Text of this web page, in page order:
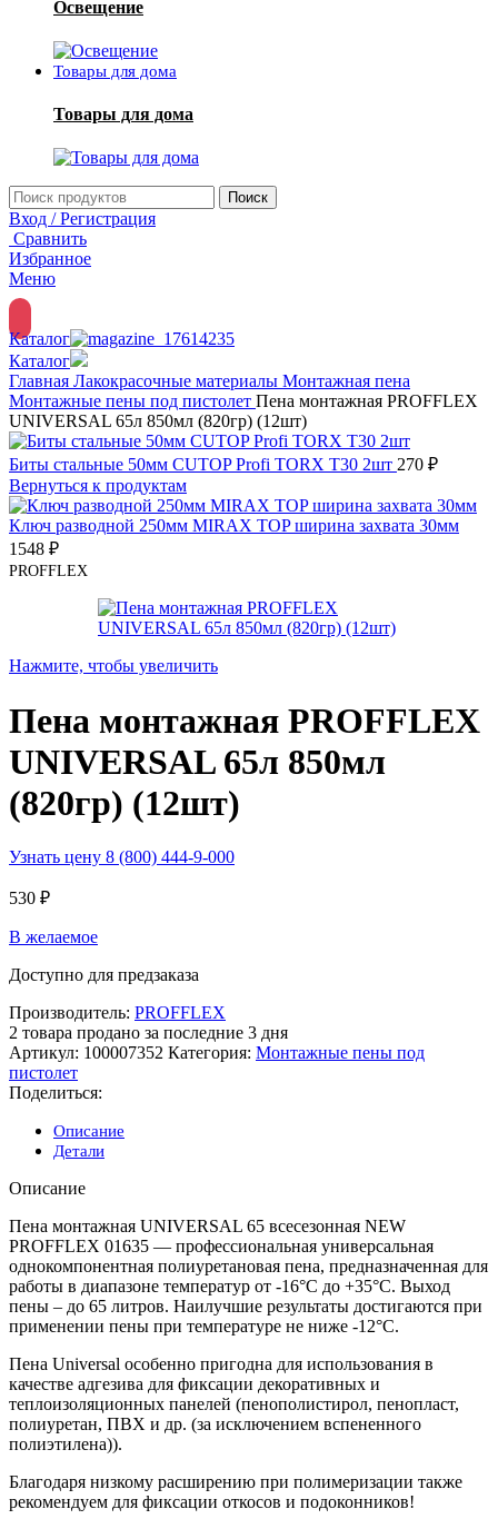
Освещение
Товары для дома
Товары для дома
Поиск
Вход / Регистрация
Сравнить
Избранное
Меню
Каталог
Каталог
Главная Лакокрасочные материалы Монтажная пена
Монтажные пены под пистолет Пена монтажная PROFFLEX
UNIVERSAL 65л 850мл (820гр) (12шт)
Биты стальные 50мм CUTOP Profi TORX T30 2шт 270 ₽
Вернуться к продуктам
Ключ разводной 250мм MIRAX TOP ширина захвата 30мм
1548 ₽
PROFFLEX
Нажмите, чтобы увеличить
Пена монтажная PROFFLEX
UNIVERSAL 65л 850мл
(820гр) (12шт)
Узнать цену 8 (800) 444-9-000
530 ₽
В желаемое
Доступно для предзаказа
Производитель: PROFFLEX
2 товара продано за последние 3 дня
Артикул: 100007352 Категория: Монтажные пены под
пистолет
Поделиться:
Описание
Детали
Описание
Пена монтажная UNIVERSAL 65 всесезонная NEW
PROFFLEX 01635 — профессиональная универсальная
однокомпонентная полиуретановая пена, предназначенная для
работы в диапазоне температур от -16°С до +35°С. Выход
пены – до 65 литров. Наилучшие результаты достигаются при
применении пены при температуре не ниже -12°С.
Пена Universal особенно пригодна для использования в
качестве адгезива для фиксации декоративных и
теплоизоляционных панелей (пенополистирол, пенопласт,
полиуретан, ПВХ и др. (за исключением вспененного
полиэтилена)).
Благодаря низкому расширению при полимеризации также
рекомендуем для фиксации откосов и подоконников!